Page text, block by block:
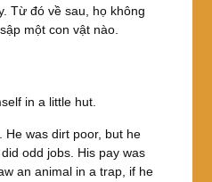
Từ đó về sau, họ không
một con vật nào.
in a little hut.
He was dirt poor, but he
odd jobs. His pay was
an animal in a trap, if he